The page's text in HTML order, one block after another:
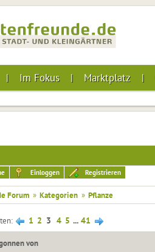
Im Fokus Marktplatz
Einloggen Registrieren
Forum » Kategorien » Pflanze
1 2 3 4 5 ... 41
von